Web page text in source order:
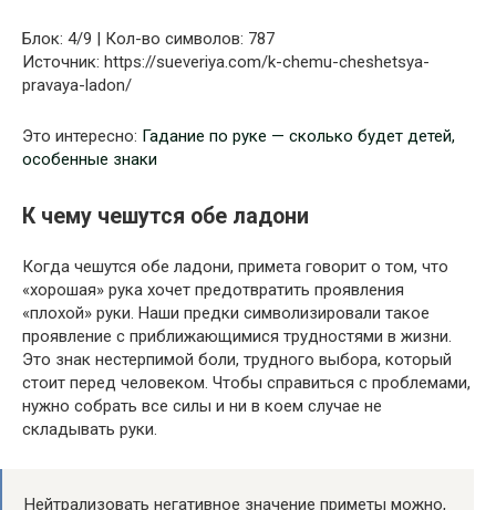
Блок: 4/9 | Кол-во символов: 787
Источник: https://sueveriya.com/k-chemu-cheshetsya-
pravaya-ladon/
Это интересно: Гадание по руке — сколько будет детей,
особенные знаки
К чему чешутся обе ладони
Когда чешутся обе ладони, примета говорит о том, что
«хорошая» рука хочет предотвратить проявления
«плохой» руки. Наши предки символизировали такое
проявление с приближающимися трудностями в жизни.
Это знак нестерпимой боли, трудного выбора, который
стоит перед человеком. Чтобы справиться с проблемами,
нужно собрать все силы и ни в коем случае не
складывать руки.
Нейтрализовать негативное значение приметы можно,